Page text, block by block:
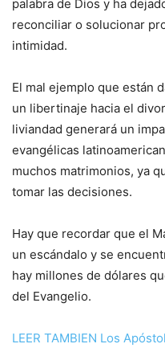
palabra de Dios y ha
reconciliar o solucionar
intimidad.
El mal ejemplo que están
un libertinaje hacia el
liviandad generará un
evangélicas
muchos matrimonios, ya
tomar las decisiones.
Hay que recordar que el
un escándalo y se
hay millones de dólares
del Evangelio.
LEER TAMBIEN Los